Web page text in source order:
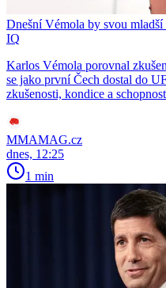
Dnešní Vémola by svou
IQ
Karlos Vémola porovnal
se jako první Čech dostal do
zkušenosti, kondice a
MMAMAG.cz
dnes, 12:25
1 min